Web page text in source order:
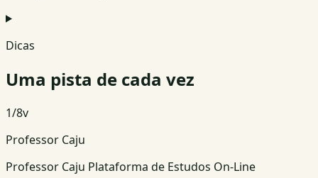
Dicas
Uma pista de cada vez
1/8v
Professor Caju
Professor Caju Plataforma de Estudos On-Line